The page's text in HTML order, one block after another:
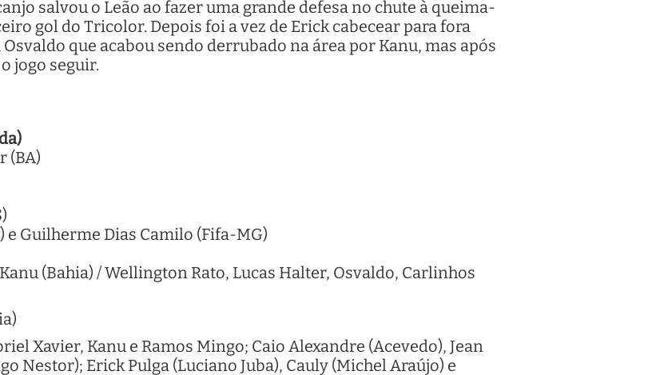
salvou o Leão ao fazer uma grande defesa no chute à queima-
gol do Tricolor. Depois foi a vez de Erick cabecear para fora
que acabou sendo derrubado na área por Kanu, mas após
jogo seguir.
(BA)
e Guilherme Dias Camilo (Fifa-MG)
(Bahia) / Wellington Rato, Lucas Halter, Osvaldo, Carlinhos
Xavier, Kanu e Ramos Mingo; Caio Alexandre (Acevedo), Jean
Nestor); Erick Pulga (Luciano Juba), Cauly (Michel Araújo) e